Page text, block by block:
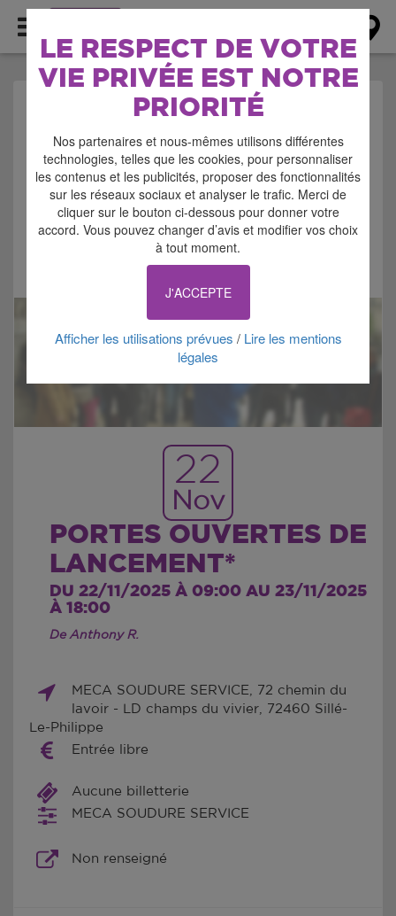
LE RESPECT DE VOTRE
VIE PRIVÉE EST NOTRE
PRIORITÉ
Nos partenaires et nous-mêmes utilisons différentes
technologies, telles que les cookies, pour personnaliser
les contenus et les publicités, proposer des fonctionnalités
sur les réseaux sociaux et analyser le trafic. Merci de
cliquer sur le bouton ci-dessous pour donner votre
accord. Vous pouvez changer d’avis et modifier vos choix
à tout moment.
J'ACCEPTE
Afficher les utilisations prévues / Lire les mentions
légales
AGENDA > PORTES-
OUVERTES
22
Nov
PORTES OUVERTES DE
LANCEMENT*
DU 22/11/2025 À 09:00 AU 23/11/2025
À 18:00
De Anthony R.
MECA SOUDURE SERVICE, 72 chemin du
lavoir - LD champs du vivier, 72460 Sillé-
Le-Philippe
Entrée libre
Aucune billetterie
MECA SOUDURE SERVICE
Non renseigné